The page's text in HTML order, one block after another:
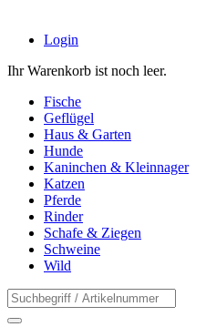
Login
Ihr Warenkorb ist noch leer.
Fische
Geflügel
Haus & Garten
Hunde
Kaninchen & Kleinnager
Katzen
Pferde
Rinder
Schafe & Ziegen
Schweine
Wild